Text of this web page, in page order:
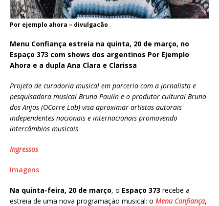
Por ejemplo ahora – divulgacão
Menu Confiança estreia na quinta, 20 de março, no
Espaço 373 com shows dos argentinos Por Ejemplo
Ahora e a dupla Ana Clara e Clarissa
Projeto de curadoria musical em parceria com a jornalista e
pesquisadora musical Bruna Paulin e o produtor cultural Bruno
dos Anjos (OCorre Lab) visa aproximar artistas autorais
independentes nacionais e internacionais promovendo
intercâmbios musicais
Ingressos
Imagens
Na quinta-feira, 20 de março, o Espaço 373 recebe a
estreia de uma nova programação musical: o Menu Confiança,